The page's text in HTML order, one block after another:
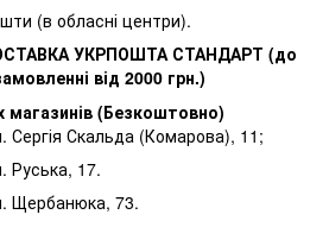
(в обласні центри).
УКРПОШТА СТАНДАРТ (до
від 2000 грн.)
магазинів (Безкоштовно)
Сергія Скальда (Комарова), 11;
Руська, 17.
Щербанюка, 73.